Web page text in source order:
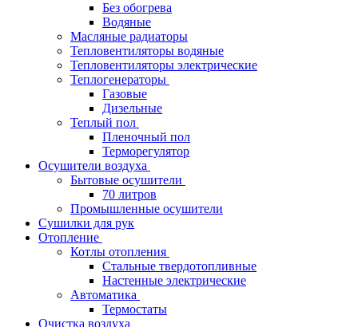
Без обогрева
Водяные
Масляные радиаторы
Тепловентиляторы водяные
Тепловентиляторы электрические
Теплогенераторы
Газовые
Дизельные
Теплый пол
Пленочный пол
Терморегулятор
Осушители воздуха
Бытовые осушители
70 литров
Промышленные осушители
Сушилки для рук
Отопление
Котлы отопления
Стальные твердотопливные
Настенные электрические
Автоматика
Термостаты
Очистка воздуха